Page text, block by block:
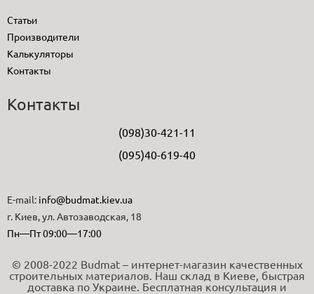
Статьи
Производители
Калькуляторы
Контакты
Контакты
(098)30-421-11
(095)40-619-40
E-mail: info@budmat.kiev.ua
г. Киев, ул. Автозаводская, 18
Пн—Пт 09:00—17:00
© 2008-2022 Budmat – интернет-магазин качественных
строительных материалов. Наш склад в Киеве, быстрая
доставка по Украине. Бесплатная консультация и